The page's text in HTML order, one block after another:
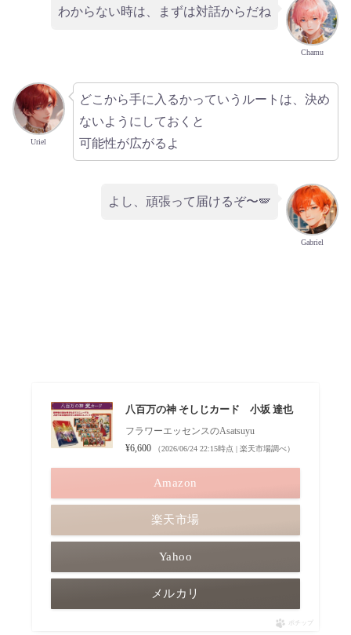
Chamu
わからない時は、まずは対話からだね
Uriel
どこから手に入るかっていうルートは、決め
ないようにしておくと
可能性が広がるよ
Gabriel
よし、頑張って届けるぞ〜🪽
八百万の神 そしじカード 小坂 達也
フラワーエッセンスのAsatsuyu
¥6,600
（2026/06/24 22:15時点 | 楽天市場調べ）
Amazon
楽天市場
Yahoo
メルカリ
ポチップ